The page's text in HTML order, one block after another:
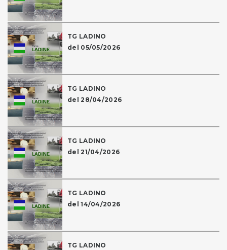
TG LADINO
del 05/05/2026
TG LADINO
del 28/04/2026
TG LADINO
del 21/04/2026
TG LADINO
del 14/04/2026
TG LADINO